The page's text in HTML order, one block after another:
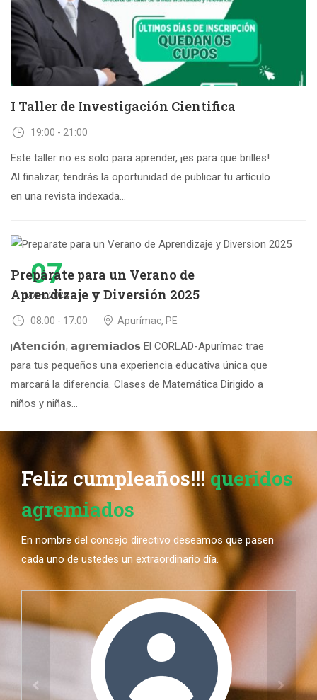
I Taller de Investigación Cientifica
19:00 - 21:00
Este taller no es solo para aprender, ¡es para que brilles!
Al finalizar, tendrás la oportunidad de publicar tu artículo
en una revista indexada...
07
MAR, 2024
Prepárate para un Verano de
Aprendizaje y Diversión 2025
08:00 - 17:00 Apurímac, PE
¡𝗔𝘁𝗲𝗻𝗰𝗶𝗼́𝗻, 𝗮𝗴𝗿𝗲𝗺𝗶𝗮𝗱𝗼𝘀 El CORLAD-Apurímac trae
para tus pequeños una experiencia educativa única que
marcará la diferencia. Clases de Matemática Dirigido a
niños y niñas...
Feliz cumpleaños!!!queridos
agremiados
En nombre del consejo directivo deseamos que pasen
cada uno de ustedes un extraordinario día.